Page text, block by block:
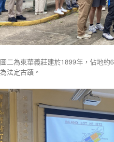
圖二為東華義莊建於1899年，佔地
為法定古蹟。